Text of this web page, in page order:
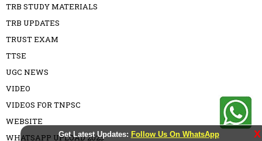
Get Latest Updates: Follow Us On WhatsApp X
TRB STUDY MATERIALS
TRB UPDATES
TRUST EXAM
TTSE
UGC NEWS
VIDEO
VIDEOS FOR TNPSC
WEBSITE
WHATSAPP UPLOAD 2023